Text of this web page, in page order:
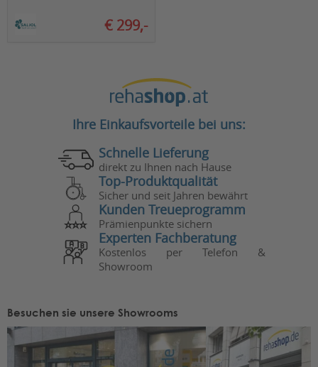
€ 299,-
Ihre Einkaufsvorteile bei uns:
Schnelle Lieferung
direkt zu Ihnen nach Hause
Top-Produktqualität
Sicher und seit Jahren bewährt
Kunden Treueprogramm
Prämienpunkte sichern
Experten Fachberatung
Kostenlos per Telefon &
Showroom
Besuchen sie unsere Showrooms